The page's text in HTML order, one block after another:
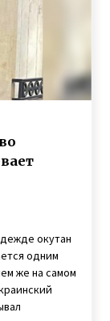
окутан
одним
же на самом